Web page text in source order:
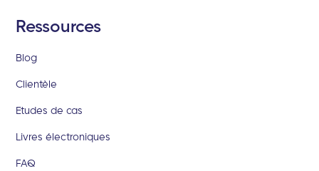
Ressources
Blog
Clientèle
Etudes de cas
Livres électroniques
FAQ